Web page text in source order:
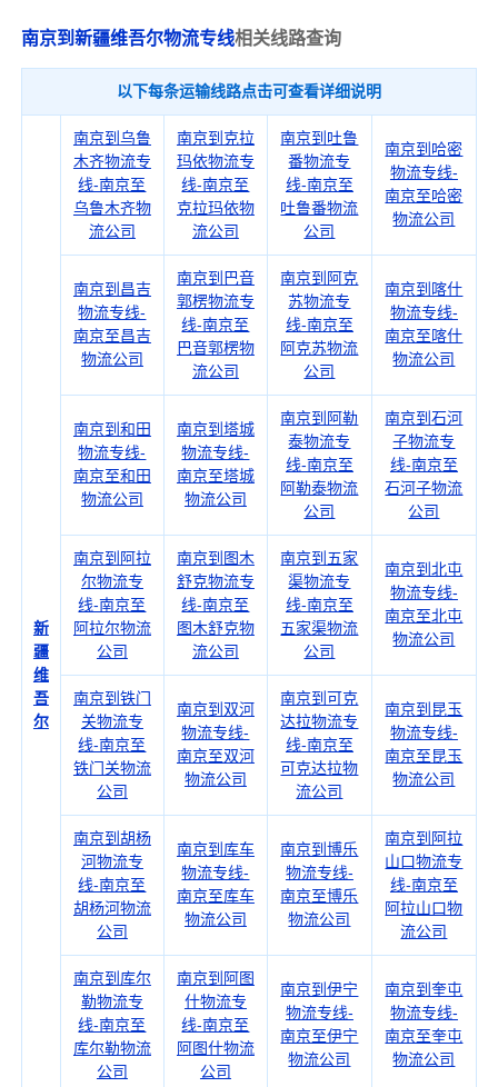
南京到新疆维吾尔物流专线相关线路查询
以下每条运输线路点击可查看详细说明
新
疆
维
吾
尔
南京到乌鲁
木齐物流专
线-南京至
乌鲁木齐物
流公司
南京到克拉
玛依物流专
线-南京至
克拉玛依物
流公司
南京到吐鲁
番物流专
线-南京至
吐鲁番物流
公司
南京到哈密
物流专线-
南京至哈密
物流公司
南京到昌吉
物流专线-
南京至昌吉
物流公司
南京到巴音
郭楞物流专
线-南京至
巴音郭楞物
流公司
南京到阿克
苏物流专
线-南京至
阿克苏物流
公司
南京到喀什
物流专线-
南京至喀什
物流公司
南京到和田
物流专线-
南京至和田
物流公司
南京到塔城
物流专线-
南京至塔城
物流公司
南京到阿勒
泰物流专
线-南京至
阿勒泰物流
公司
南京到石河
子物流专
线-南京至
石河子物流
公司
南京到阿拉
尔物流专
线-南京至
阿拉尔物流
公司
南京到图木
舒克物流专
线-南京至
图木舒克物
流公司
南京到五家
渠物流专
线-南京至
五家渠物流
公司
南京到北屯
物流专线-
南京至北屯
物流公司
南京到铁门
关物流专
线-南京至
铁门关物流
公司
南京到双河
物流专线-
南京至双河
物流公司
南京到可克
达拉物流专
线-南京至
可克达拉物
流公司
南京到昆玉
物流专线-
南京至昆玉
物流公司
南京到胡杨
河物流专
线-南京至
胡杨河物流
公司
南京到库车
物流专线-
南京至库车
物流公司
南京到博乐
物流专线-
南京至博乐
物流公司
南京到阿拉
山口物流专
线-南京至
阿拉山口物
流公司
南京到库尔
勒物流专
线-南京至
库尔勒物流
公司
南京到阿图
什物流专
线-南京至
阿图什物流
公司
南京到伊宁
物流专线-
南京至伊宁
物流公司
南京到奎屯
物流专线-
南京至奎屯
物流公司